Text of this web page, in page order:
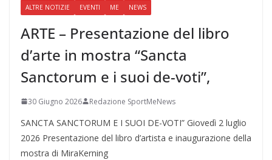
ALTRE NOTIZIE EVENTI ME NEWS
ARTE – Presentazione del libro
d’arte in mostra “Sancta
Sanctorum e i suoi de-voti”,
30 Giugno 2026 Redazione SportMeNews
SANCTA SANCTORUM E I SUOI DE-VOTI” Giovedì 2 luglio
2026 Presentazione del libro d’artista e inaugurazione della
mostra di MiraKerning